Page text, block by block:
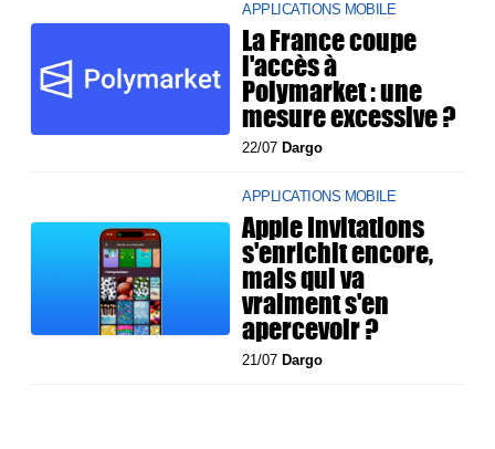
APPLICATIONS MOBILE
La France coupe
l'accès à
Polymarket : une
mesure excessive ?
22/07 Dargo
APPLICATIONS MOBILE
Apple Invitations
s'enrichit encore,
mais qui va
vraiment s'en
apercevoir ?
21/07 Dargo